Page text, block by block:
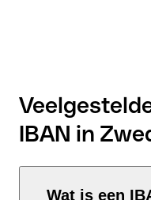
IBAN in
Wat is een